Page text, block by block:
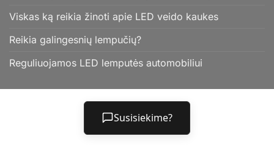
Viskas ką reikia žinoti apie LED veido kaukes
Reikia galingesnių lempučių?
Reguliuojamos LED lemputės automobiliui
Susisiekime?